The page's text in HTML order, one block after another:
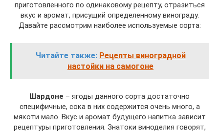
приготовленного по одинаковому рецепту, отразиться
вкус и аромат, присущий определенному винограду.
Давайте рассмотрим наиболее используемые сорта:
Читайте также: Рецепты виноградной
настойки на самогоне
Шардоне – ягоды данного сорта достаточно
специфичные, сока в них содержится очень много, а
мякоти мало. Вкус и аромат будущего напитка зависит
рецептуры приготовления. Знатоки виноделия говорят,